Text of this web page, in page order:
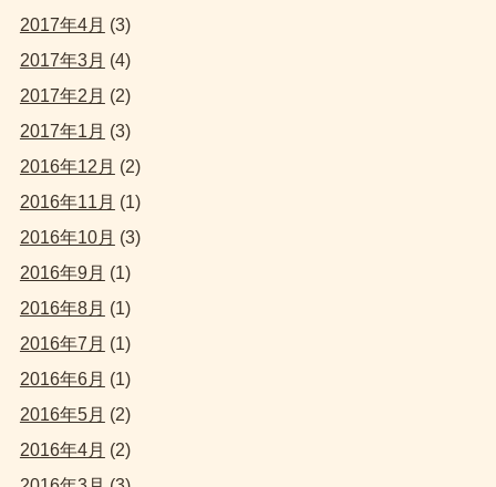
2017年4月 (3)
2017年3月 (4)
2017年2月 (2)
2017年1月 (3)
2016年12月 (2)
2016年11月 (1)
2016年10月 (3)
2016年9月 (1)
2016年8月 (1)
2016年7月 (1)
2016年6月 (1)
2016年5月 (2)
2016年4月 (2)